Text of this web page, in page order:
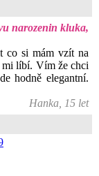
narozenin kluka,
co si mám vzít na
mi líbí. Vím že chci
hodně elegantní.
Hanka, 15 let